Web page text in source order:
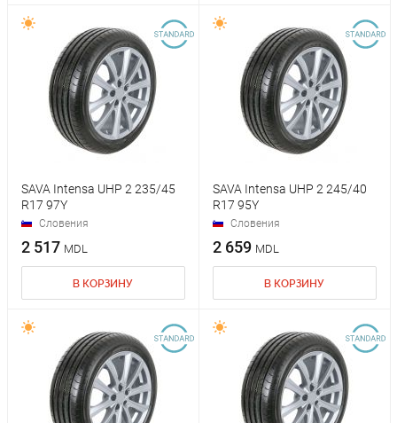
SAVA Intensa UHP 2 235/45
R17 97Y
Словения
2 517 MDL
В КОРЗИНУ
SAVA Intensa UHP 2 245/40
R17 95Y
Словения
2 659 MDL
В КОРЗИНУ